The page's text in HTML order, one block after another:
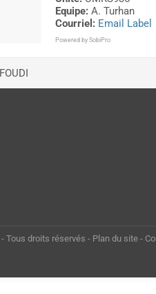
Equipe: A. Turhan
Courriel: Email Label
Powered by SobiPro
FOUDI
droits réservés - Plan du site -